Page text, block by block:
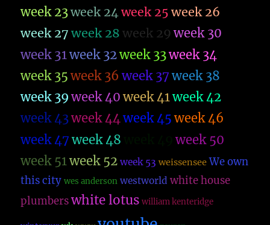
week 23week 24week 25 week 26
week 27 week 28 week 29 week 30
week 31week 32week 33week 34
week 35 week 36 week 37 week 38
week 39 week 40 week 41week 42
week 43week 44week 45 week 46
week 47 week 48
week 50
week 51week 52 week 53 weissensee We own
this city wes anderson westworld white house
plumbers white lotus william kenteridge